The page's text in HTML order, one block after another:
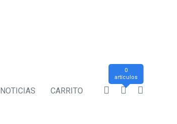
NOTICIAS CARRITO
0
artículos